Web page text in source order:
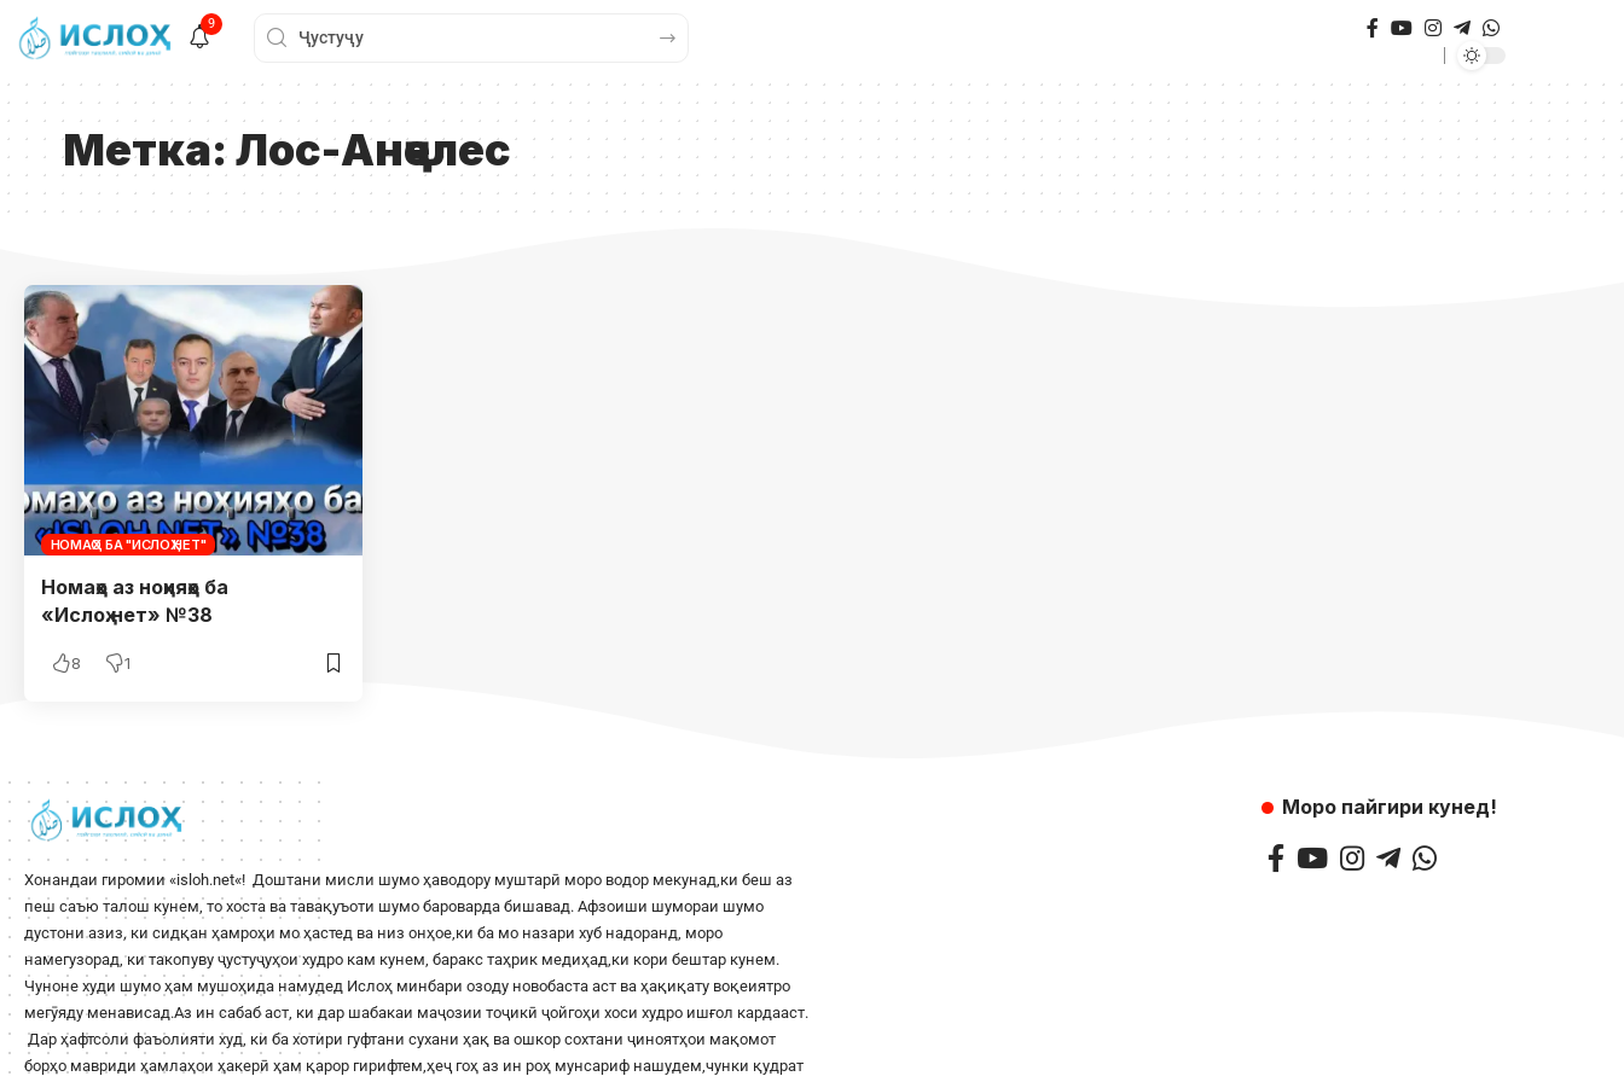
9
Метка:Лос-Анҷелес
НОМАҲО БА "ИСЛОҲ.НЕТ"
Номаҳо аз ноҳияҳо ба
«Ислоҳ.нет» №38
8 1
Хонандаи гиромии «isloh.net«! Доштани мисли шумо ҳаводору муштарӣ моро водор мекунад,ки беш аз
пеш саъю талош кунем, то хоста ва тавақуъоти шумо бароварда бишавад. Афзоиши шумораи шумо
дустони азиз, ки сидқан ҳамроҳи мо ҳастед ва низ онҳое,ки ба мо назари хуб надоранд, моро
намегузорад, ки такопуву ҷустуҷуҳои худро кам кунем, баракс таҳрик медиҳад,ки кори бештар кунем.
Чуноне худи шумо ҳам мушоҳида намудед Ислоҳ минбари озоду новобаста аст ва ҳақиқату воқеиятро
мегӯяду менависад.Аз ин сабаб аст, ки дар шабакаи маҷозии тоҷикӣ ҷойгоҳи хоси худро ишғол кардааст.
Дар ҳафтсоли фаъолияти худ, ки ба хотири гуфтани сухани ҳақ ва ошкор сохтани ҷиноятҳои мақомот
борҳо мавриди ҳамлаҳои ҳакерӣ ҳам қарор гирифтем,ҳеҷ гоҳ аз ин роҳ мунсариф нашудем,чунки қудрат
Моро пайгири кунед!